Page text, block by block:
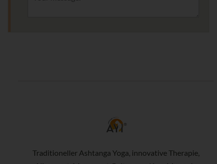
Traditioneller Ashtanga Yoga, innovative Therapie,